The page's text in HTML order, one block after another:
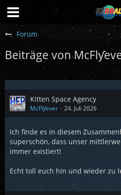
Forum
Beiträge von
Kitten Space Agency
McFlƴeѵer 24. Juli 2026
Ich finde es in diesem
superschön, dass unser
immer existiert!
Echt toll euch hin und wieder zu